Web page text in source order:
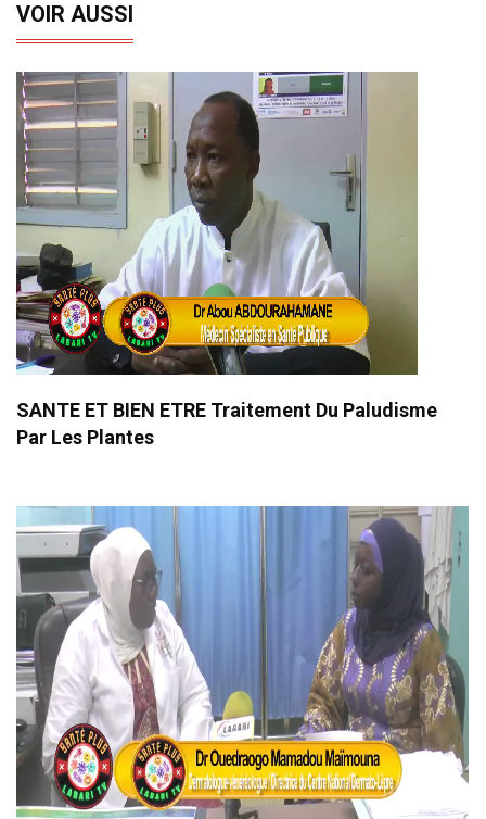
VOIR AUSSI
SANTE ET BIEN ETRE Traitement Du Paludisme
Par Les Plantes